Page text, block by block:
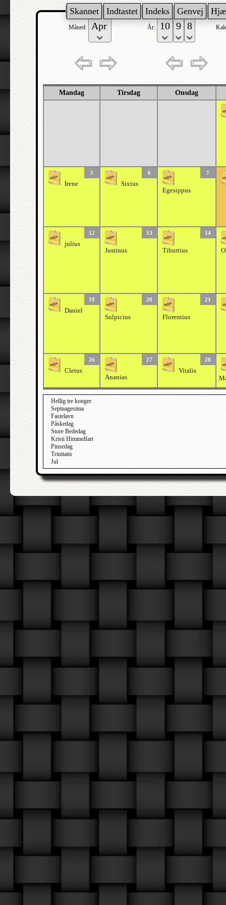
Skannet Indtastet Indeks Genvej
Måned: År:
Mandag Tirsdag Onsdag
5
Irene
6
Sixtus
7
Egesippus
12
julius
13
Justinus
14
Tiburtius
19
Daniel
20
Sulpicius
21
Florentius
26
Cletus
27
Ananias
28
Vitalis
Hellig tre konger
Septuagesima
Fastelavn
Påskedag
Store Bededag
Kristi Himmelfart
Pinsedag
Trinitatis
Jul